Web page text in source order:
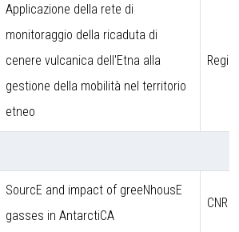
Applicazione della rete di
monitoraggio della ricaduta di
cenere vulcanica dell'Etna alla
gestione della mobilità nel territorio
etneo
SourcE and impact of greeNhousE
gasses in AntarctiCA
CNR